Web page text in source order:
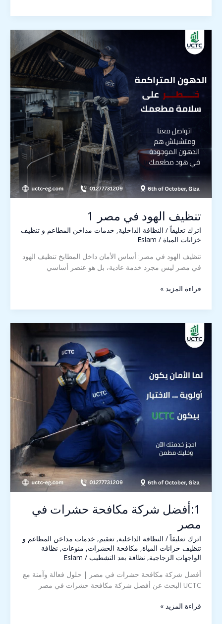
تنظيف الهود في مصر 1
اترك تعليقاً / النظافة الداخلية, خدمات مداخن المطاعم و تنظيف
خزانات المياة /
Eslam
تنظيف الهود في مصر: أساس الأمان داخل المطابخ تنظيف الهود
في مصر ليس مجرد خدمة عادية، بل هو عنصر أساسي
تنظيف
الهود
في
1
قراءة المزيد »
1:أفضل شركة مكافحة حشرات في
مصر
اترك تعليقاً / النظافة الداخلية, تعقيم, خدمات مداخن المطاعم و
تنظيف خزانات المياة, مكافحة الحشرات, منوعات, نظافة
الواجهات الزجاجية, نظافة بعد التشطيب /
Eslam
أفضل شركة مكافحة حشرات في مصر | حلول فعالة وآمنة مع
UCTC البحث عن أفضل شركة مكافحة حشرات في مصر
1:أفضل
شركة
مكافحة
في
قراءة المزيد »